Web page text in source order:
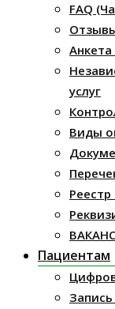
FAQ
услуг
Виды
Пациентам